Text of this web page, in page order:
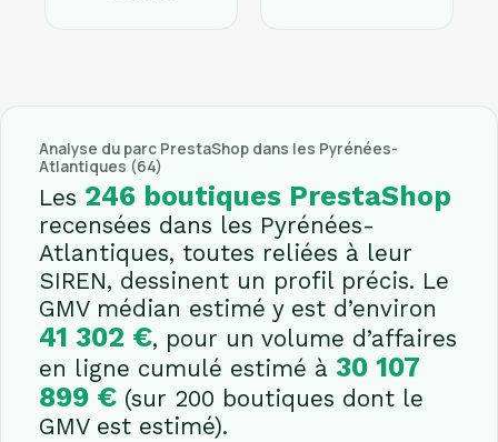
Analyse du parc PrestaShop dans les Pyrénées-
Atlantiques (64)
Les 246 boutiques PrestaShop
recensées dans les Pyrénées-
Atlantiques, toutes reliées à leur
SIREN, dessinent un profil précis. Le
GMV médian estimé y est d’environ
41 302 €, pour un volume d’affaires
en ligne cumulé estimé à30 107
899 € (sur 200 boutiques dont le
GMV est estimé).